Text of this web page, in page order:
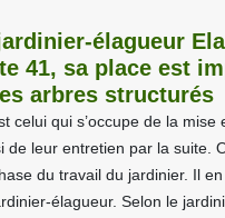
élagueur
41, sa place est
arbres structurés
celui qui s’occupe de la mise
de leur entretien par la suite.
du travail du jardinier. Il
élagueur. Selon le